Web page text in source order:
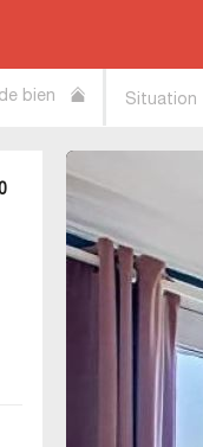
bien Situation